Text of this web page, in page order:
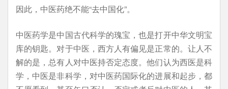
因此，中医药绝不能“去中国化”。
中医药学是中国古代科学的瑰宝，也是打开中华文明宝
库的钥匙。对于中医，西方人有偏见是正常的。让人不
解的是，总有人对中医持否定态度。他们认为西医是科
学，中医是非科学，对中医药国际化的进展和起步，都